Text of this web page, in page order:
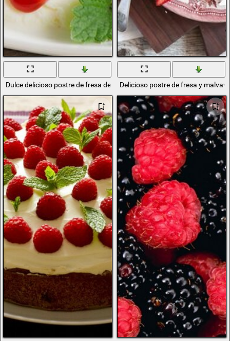
Dulce delicioso postre de fresa de mentaDelicioso postre de fresa y